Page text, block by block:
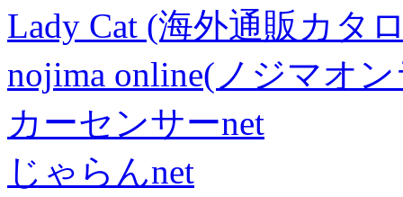
Lady Cat (海外通販カタ
nojima online(ノジマオ
カーセンサーnet
じゃらんnet